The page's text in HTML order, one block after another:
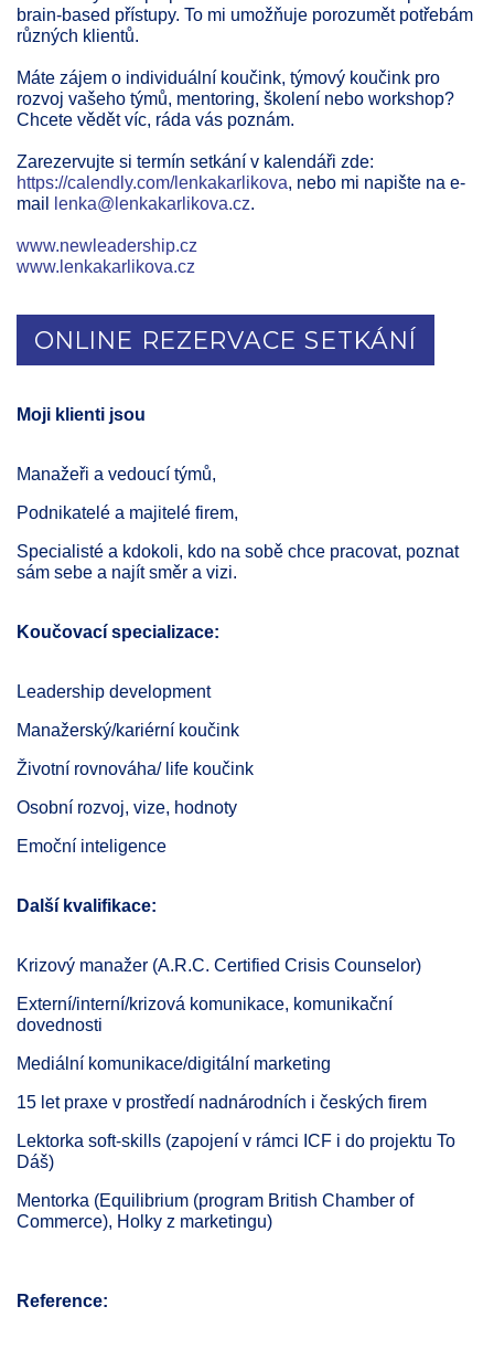
brain-based přístupy. To mi umožňuje porozumět potřebám
různých klientů.
Máte zájem o individuální koučink, týmový koučink pro
rozvoj vašeho týmů, mentoring, školení nebo workshop?
Chcete vědět víc, ráda vás poznám.
Zarezervujte si termín setkání v kalendáři zde:
https://calendly.com/lenkakarlikova, nebo mi napište na e-
mail
lenka@lenkakarlikova.cz.
www.newleadership.cz
www.lenkakarlikova.cz
ONLINE REZERVACE SETKÁNÍ
Moji klienti jsou
Manažeři a vedoucí týmů,
Podnikatelé a majitelé firem,
Specialisté a kdokoli, kdo na sobě chce pracovat, poznat
sám sebe a najít směr a vizi.
Koučovací specializace:
Leadership development
Manažerský/kariérní koučink
Životní rovnováha/ life koučink
Osobní rozvoj, vize, hodnoty
Emoční inteligence
Další kvalifikace:
Krizový manažer (A.R.C. Certified Crisis Counselor)
Externí/interní/krizová komunikace, komunikační
dovednosti
Mediální komunikace/digitální marketing
15 let praxe v prostředí nadnárodních i českých firem
Lektorka soft-skills (zapojení v rámci ICF i do projektu To
Dáš)
Mentorka (Equilibrium (program British Chamber of
Commerce), Holky z marketingu)
Reference: